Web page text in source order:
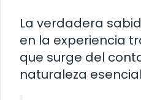
La verdadera
en la experiencia
que surge del
naturaleza